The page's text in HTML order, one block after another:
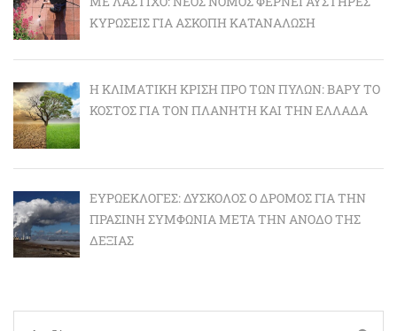
ΚΥΡΏΣΕΙΣ ΓΙΑ ΆΣΚΟΠΗ ΚΑΤΑΝΆΛΩΣΗ
Η ΚΛΙΜΑΤΙΚΉ ΚΡΊΣΗ ΠΡΟ ΤΩΝ ΠΥΛΏΝ: BΑΡΎ ΤΟ
ΚΌΣΤΟΣ ΓΙΑ ΤΟΝ ΠΛΑΝΉΤΗ ΚΑΙ ΤΗΝ ΕΛΛΆΔΑ
ΕΥΡΩΕΚΛΟΓΈΣ: ΔΎΣΚΟΛΟΣ Ο ΔΡΌΜΟΣ ΓΙΑ ΤΗΝ
ΠΡΆΣΙΝΗ ΣΥΜΦΩΝΊΑ ΜΕΤΆ ΤΗΝ ΆΝΟΔΟ ΤΗΣ
ΔΕΞΙΆΣ